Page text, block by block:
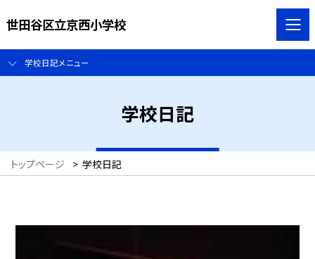
世田谷区立京西小学校
学校日記メニュー
学校日記
トップページ > 学校日記